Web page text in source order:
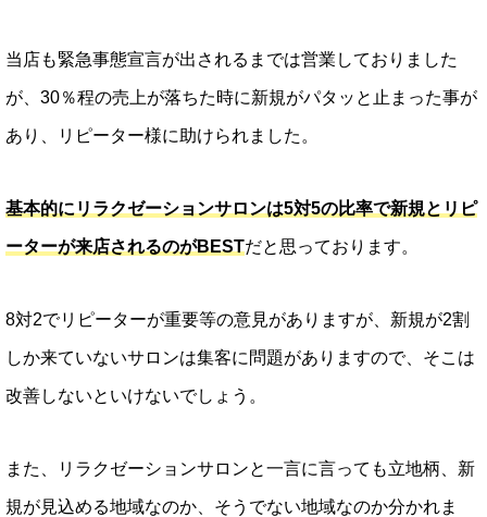
当店も緊急事態宣言が出されるまでは営業しておりました
が、30％程の売上が落ちた時に新規がパタッと止まった事が
あり、リピーター様に助けられました。
基本的にリラクゼーションサロンは5対5の比率で新規とリピ
ーターが来店されるのがBESTだと思っております。
8対2でリピーターが重要等の意見がありますが、新規が2割
しか来ていないサロンは集客に問題がありますので、そこは
改善しないといけないでしょう。
また、リラクゼーションサロンと一言に言っても立地柄、新
規が見込める地域なのか、そうでない地域なのか分かれま